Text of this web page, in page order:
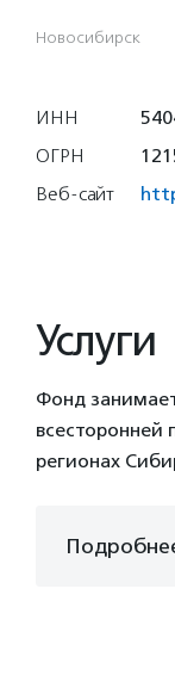
Новосибирск
ИНН
ОГРН
Веб-сайт
Услуги
Фонд
регионах